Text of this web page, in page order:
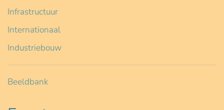
Infrastructuur
Internationaal
Industriebouw
Beeldbank